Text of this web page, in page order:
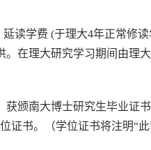
延读学费 (于理大4年正常修
在理大研究学习期间由理
颁南大博士研究生毕业证
书。（学位证书将注明“